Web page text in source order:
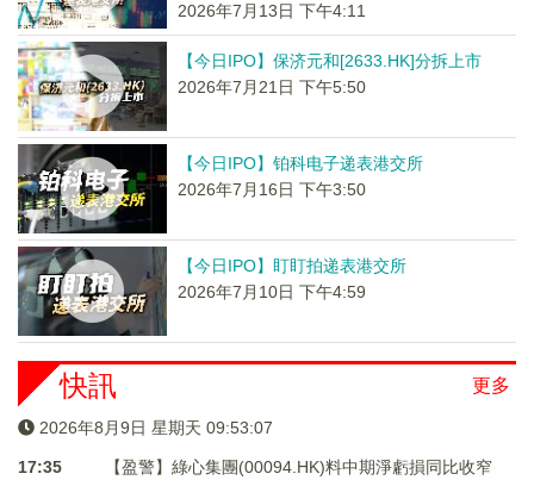
2026年7月13日 下午4:11
【今日IPO】保济元和[2633.HK]分拆上市
2026年7月21日 下午5:50
【今日IPO】铂科电子递表港交所
2026年7月16日 下午3:50
【今日IPO】盯盯拍递表港交所
2026年7月10日 下午4:59
更多
快訊
2026年8月9日 星期天 09:53:07
17:35
【盈警】綠心集團(00094.HK)料中期淨虧損同比收窄